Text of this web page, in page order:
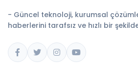
- Güncel teknoloji, kurumsal
haberlerini tarafsız ve hızlı bir